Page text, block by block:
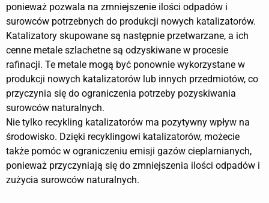
ponieważ pozwala na zmniejszenie ilości odpadów i
surowców potrzebnych do produkcji nowych katalizatorów.
Katalizatory skupowane są następnie przetwarzane, a ich
cenne metale szlachetne są odzyskiwane w procesie
rafinacji. Te metale mogą być ponownie wykorzystane w
produkcji nowych katalizatorów lub innych przedmiotów, co
przyczynia się do ograniczenia potrzeby pozyskiwania
surowców naturalnych.
Nie tylko recykling katalizatorów ma pozytywny wpływ na
środowisko. Dzięki recyklingowi katalizatorów, możecie
także pomóc w ograniczeniu emisji gazów cieplarnianych,
ponieważ przyczyniają się do zmniejszenia ilości odpadów i
zużycia surowców naturalnych.